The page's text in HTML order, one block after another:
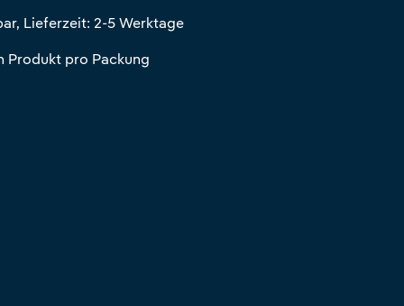
Lieferzeit: 2-5 Werktage
Produkt pro Packung